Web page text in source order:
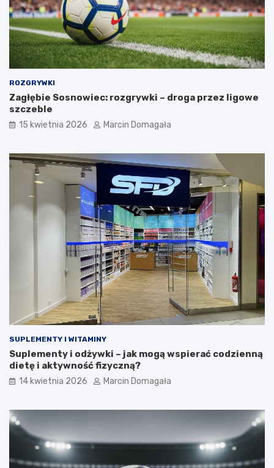
ROZGRYWKI
Zagłębie Sosnowiec: rozgrywki – droga przez ligowe
szczeble
15 kwietnia 2026 Marcin Domagała
SUPLEMENTY I WITAMINY
Suplementy i odżywki – jak mogą wspierać codzienną
dietę i aktywność fizyczną?
14 kwietnia 2026 Marcin Domagała